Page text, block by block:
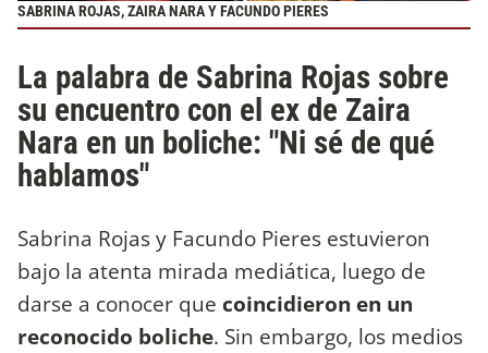
SABRINA ROJAS, ZAIRA NARA Y FACUNDO PIERES
La palabra de Sabrina Rojas sobre
su encuentro con el ex de Zaira
Nara en un boliche: "Ni sé de qué
hablamos"
Sabrina Rojas y Facundo Pieres estuvieron
bajo la atenta mirada mediática, luego de
darse a conocer que coincidieron en un
reconocido boliche. Sin embargo, los medios